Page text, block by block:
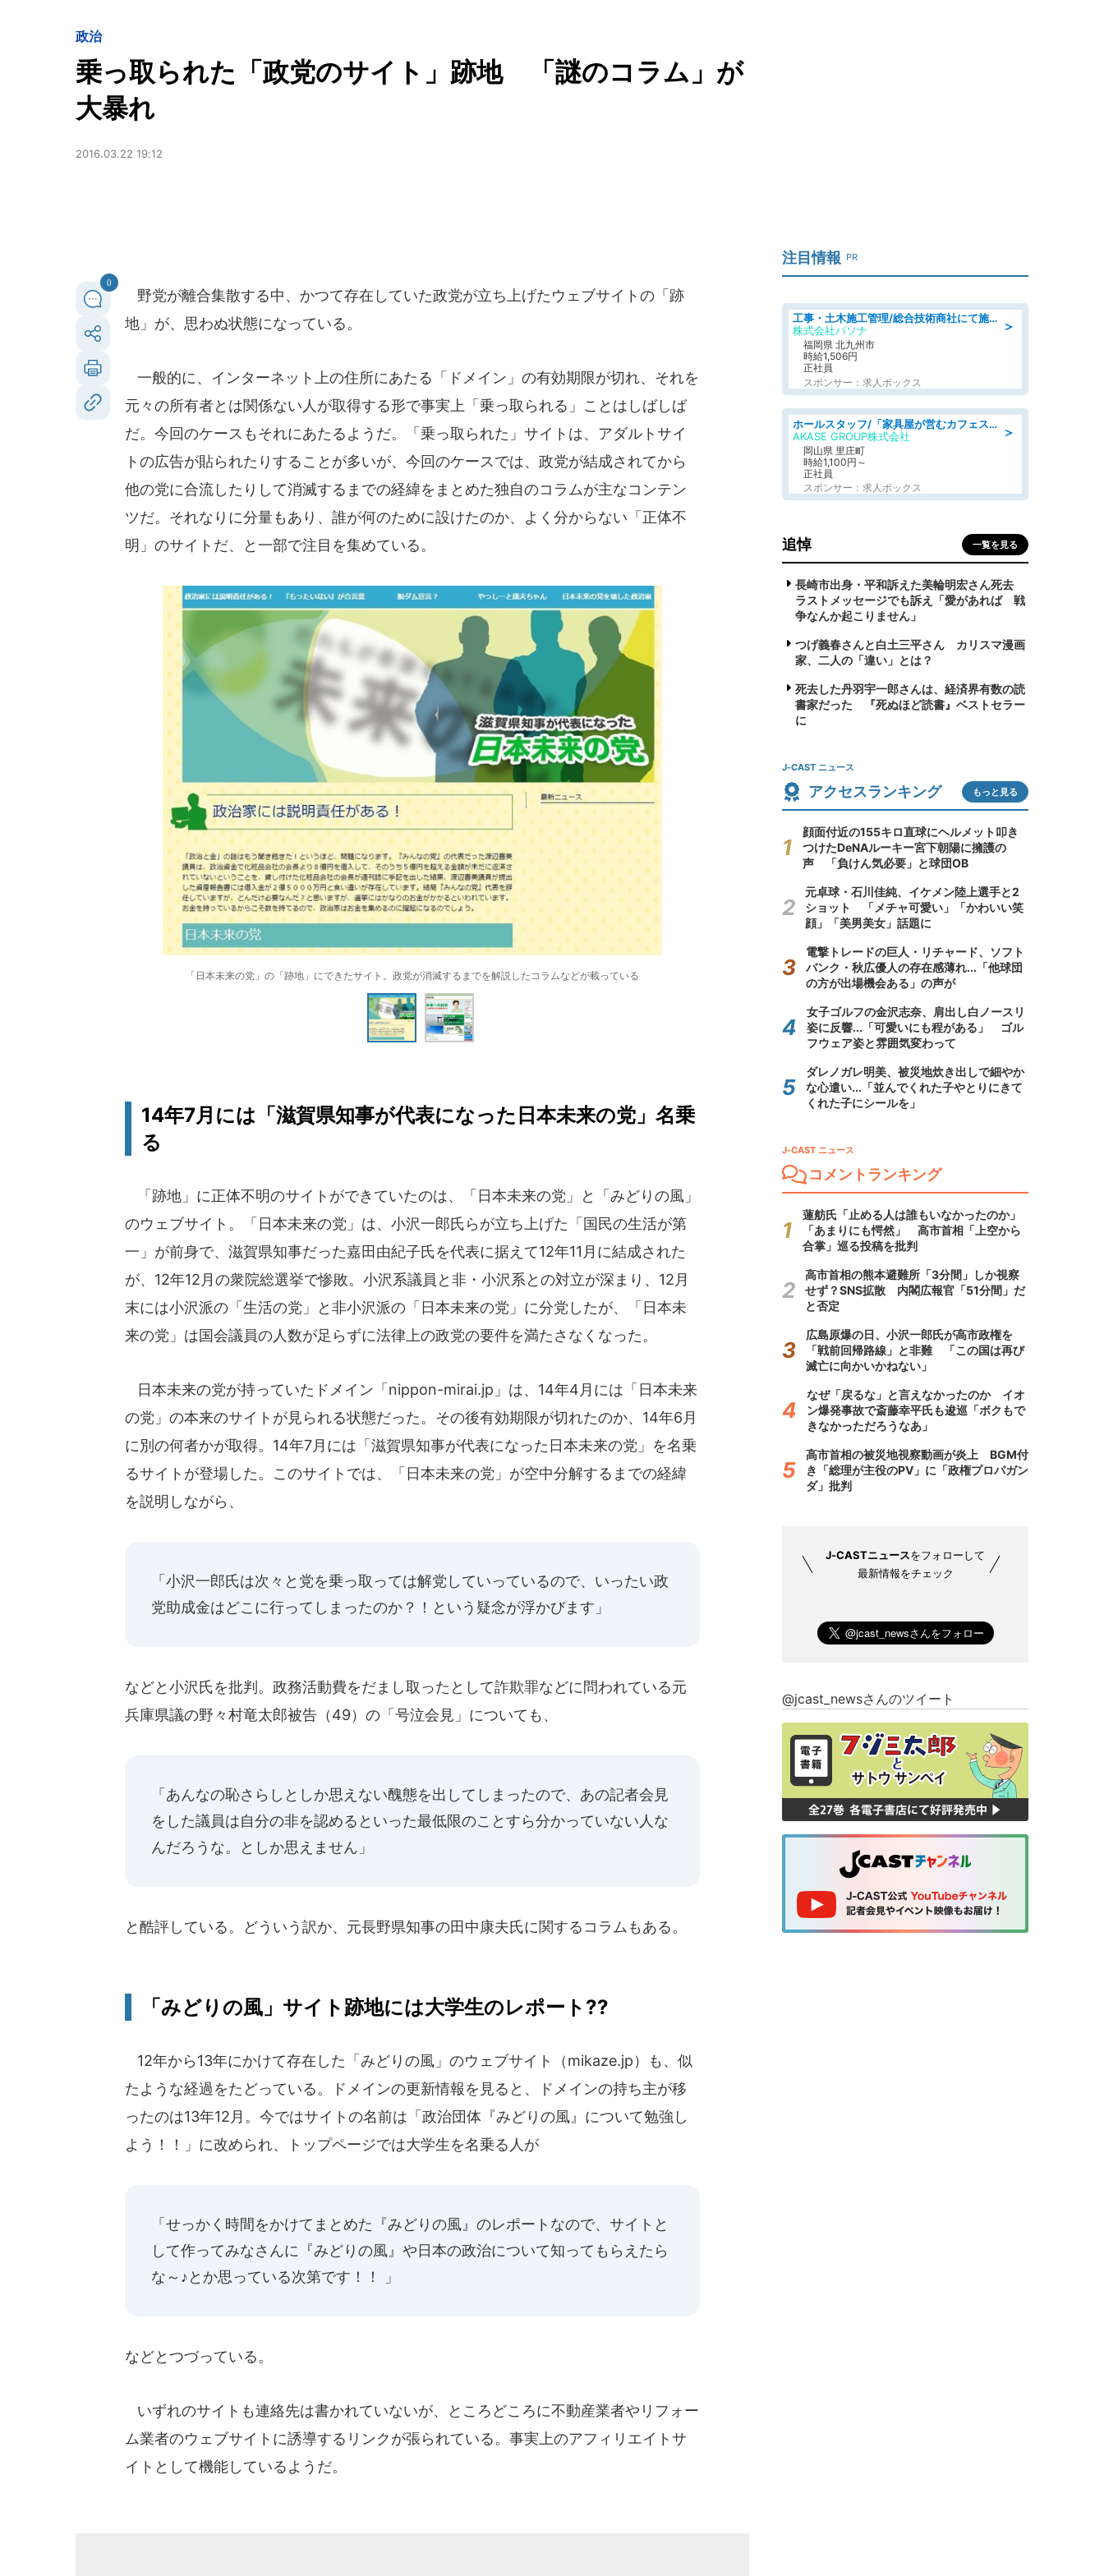
政治
乗っ取られた「政党のサイト」跡地 「謎のコラム」が
大暴れ
2016.03.22 19:12
0
野党が離合集散する中、かつて存在していた政党が立ち上げたウェブサイトの「跡
地」が、思わぬ状態になっている。
一般的に、インターネット上の住所にあたる「ドメイン」の有効期限が切れ、それを
元々の所有者とは関係ない人が取得する形で事実上「乗っ取られる」ことはしばしば
だ。今回のケースもそれにあたるようだ。「乗っ取られた」サイトは、アダルトサイ
トの広告が貼られたりすることが多いが、今回のケースでは、政党が結成されてから
他の党に合流したりして消滅するまでの経緯をまとめた独自のコラムが主なコンテン
ツだ。それなりに分量もあり、誰が何のために設けたのか、よく分からない「正体不
明」のサイトだ、と一部で注目を集めている。
「日本未来の党」の「跡地」にできたサイト。政党が消滅するまでを解説したコラムなどが載っている
14年7月には「滋賀県知事が代表になった日本未来の党」名乗
る
「跡地」に正体不明のサイトができていたのは、「日本未来の党」と「みどりの風」
のウェブサイト。「日本未来の党」は、小沢一郎氏らが立ち上げた「国民の生活が第
一」が前身で、滋賀県知事だった嘉田由紀子氏を代表に据えて12年11月に結成された
が、12年12月の衆院総選挙で惨敗。小沢系議員と非・小沢系との対立が深まり、12月
末には小沢派の「生活の党」と非小沢派の「日本未来の党」に分党したが、「日本未
来の党」は国会議員の人数が足らずに法律上の政党の要件を満たさなくなった。
日本未来の党が持っていたドメイン「nippon-mirai.jp」は、14年4月には「日本未来
の党」の本来のサイトが見られる状態だった。その後有効期限が切れたのか、14年6月
に別の何者かが取得。14年7月には「滋賀県知事が代表になった日本未来の党」を名乗
るサイトが登場した。このサイトでは、「日本未来の党」が空中分解するまでの経緯
を説明しながら、
「小沢一郎氏は次々と党を乗っ取っては解党していっているので、いったい政
党助成金はどこに行ってしまったのか？！という疑念が浮かびます」
などと小沢氏を批判。政務活動費をだまし取ったとして詐欺罪などに問われている元
兵庫県議の野々村竜太郎被告（49）の「号泣会見」についても、
「あんなの恥さらしとしか思えない醜態を出してしまったので、あの記者会見
をした議員は自分の非を認めるといった最低限のことすら分かっていない人な
んだろうな。としか思えません」
と酷評している。どういう訳か、元長野県知事の田中康夫氏に関するコラムもある。
「みどりの風」サイト跡地には大学生のレポート??
12年から13年にかけて存在した「みどりの風」のウェブサイト（mikaze.jp）も、似
たような経過をたどっている。ドメインの更新情報を見ると、ドメインの持ち主が移
ったのは13年12月。今ではサイトの名前は「政治団体『みどりの風』について勉強し
よう！！」に改められ、トップページでは大学生を名乗る人が
「せっかく時間をかけてまとめた『みどりの風』のレポートなので、サイトと
して作ってみなさんに『みどりの風』や日本の政治について知ってもらえたら
な～♪とか思っている次第です！！ 」
などとつづっている。
いずれのサイトも連絡先は書かれていないが、ところどころに不動産業者やリフォー
ム業者のウェブサイトに誘導するリンクが張られている。事実上のアフィリエイトサ
イトとして機能しているようだ。
注目情報 PR
＞
工事・土木施工管理/総合技術商社にて施工管理のお仕事/即日勤務可/車通勤可/工事・土木施工管理/生産・品質管理
株式会社パソナ
福岡県 北九州市
時給1,506円
正社員
スポンサー：求人ボックス
＞
ホールスタッフ/「家具屋が営むカフェスタッフ!」週2日～OK!嬉しいまかない付き/岡山県/浅口郡里庄町
AKASE GROUP株式会社
岡山県 里庄町
時給1,100円～
正社員
スポンサー：求人ボックス
追悼 一覧を見る
長崎市出身・平和訴えた美輪明宏さん死去
ラストメッセージでも訴え「愛があれば 戦
争なんか起こりません」
つげ義春さんと白土三平さん カリスマ漫画
家、二人の「違い」とは？
死去した丹羽宇一郎さんは、経済界有数の読
書家だった 『死ぬほど読書』ベストセラー
に
J-CAST ニュース
アクセスランキング もっと見る
顔面付近の155キロ直球にヘルメット叩き
つけたDeNAルーキー宮下朝陽に擁護の
声 「負けん気必要」と球団OB
元卓球・石川佳純、イケメン陸上選手と2
ショット 「メチャ可愛い」「かわいい笑
顔」「美男美女」話題に
電撃トレードの巨人・リチャード、ソフト
バンク・秋広優人の存在感薄れ...「他球団
の方が出場機会ある」の声が
女子ゴルフの金沢志奈、肩出し白ノースリ
姿に反響...「可愛いにも程がある」 ゴル
フウェア姿と雰囲気変わって
ダレノガレ明美、被災地炊き出しで細やか
な心遣い...「並んでくれた子やとりにきて
くれた子にシールを」
J-CAST ニュース
コメントランキング
蓮舫氏「止める人は誰もいなかったのか」
「あまりにも愕然」 高市首相「上空から
合掌」巡る投稿を批判
高市首相の熊本避難所「3分間」しか視察
せず？SNS拡散 内閣広報官「51分間」だ
と否定
広島原爆の日、小沢一郎氏が高市政権を
「戦前回帰路線」と非難 「この国は再び
滅亡に向かいかねない」
なぜ「戻るな」と言えなかったのか イオ
ン爆発事故で斎藤幸平氏も逡巡「ボクもで
きなかっただろうなあ」
高市首相の被災地視察動画が炎上 BGM付
き「総理が主役のPV」に「政権プロパガン
ダ」批判
J-CASTニュースをフォローして
最新情報をチェック
@jcast_newsさんのツイート